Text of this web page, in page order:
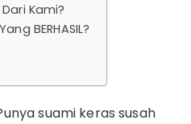
Kami?
BERHASIL?
suami keras susah